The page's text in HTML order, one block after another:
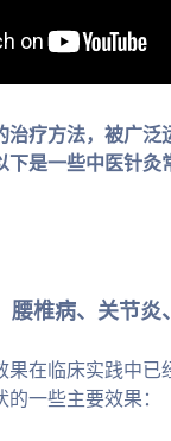
治疗方法，被广泛
下是一些中医针灸
椎病、关节炎
果在临床实践中已
一些主要效果：